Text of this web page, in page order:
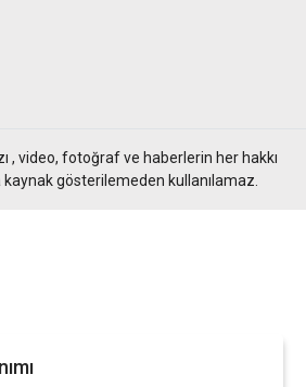
, video, fotoğraf ve haberlerin her hakkı
kaynak gösterilemeden kullanılamaz.